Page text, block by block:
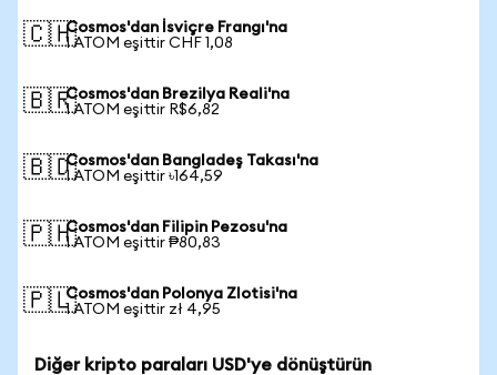
🇨🇭Cosmos'dan İsviçre Frangı'na
1 ATOM eşittir CHF 1,08
🇧🇷Cosmos'dan Brezilya Reali'na
1 ATOM eşittir R$6,82
🇧🇩Cosmos'dan Bangladeş Takası'na
1 ATOM eşittir ৳164,59
🇵🇭Cosmos'dan Filipin Pezosu'na
1 ATOM eşittir ₱80,83
🇵🇱Cosmos'dan Polonya Zlotisi'na
1 ATOM eşittir zł 4,95
Diğer kripto paraları USD'ye dönüştürün